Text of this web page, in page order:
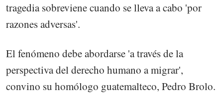
tragedia sobreviene cuando se lleva a cabo 'por
razones adversas'.
El fenómeno debe abordarse 'a través de la
perspectiva del derecho humano a migrar',
convino su homólogo guatemalteco, Pedro Brolo.